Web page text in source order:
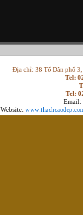
Địa chỉ: 38 Tổ Dân phố
Tel:
Tel:
Email:
Website: